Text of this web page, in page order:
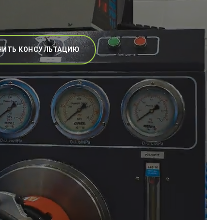
КОНСУЛЬТАЦИЮ